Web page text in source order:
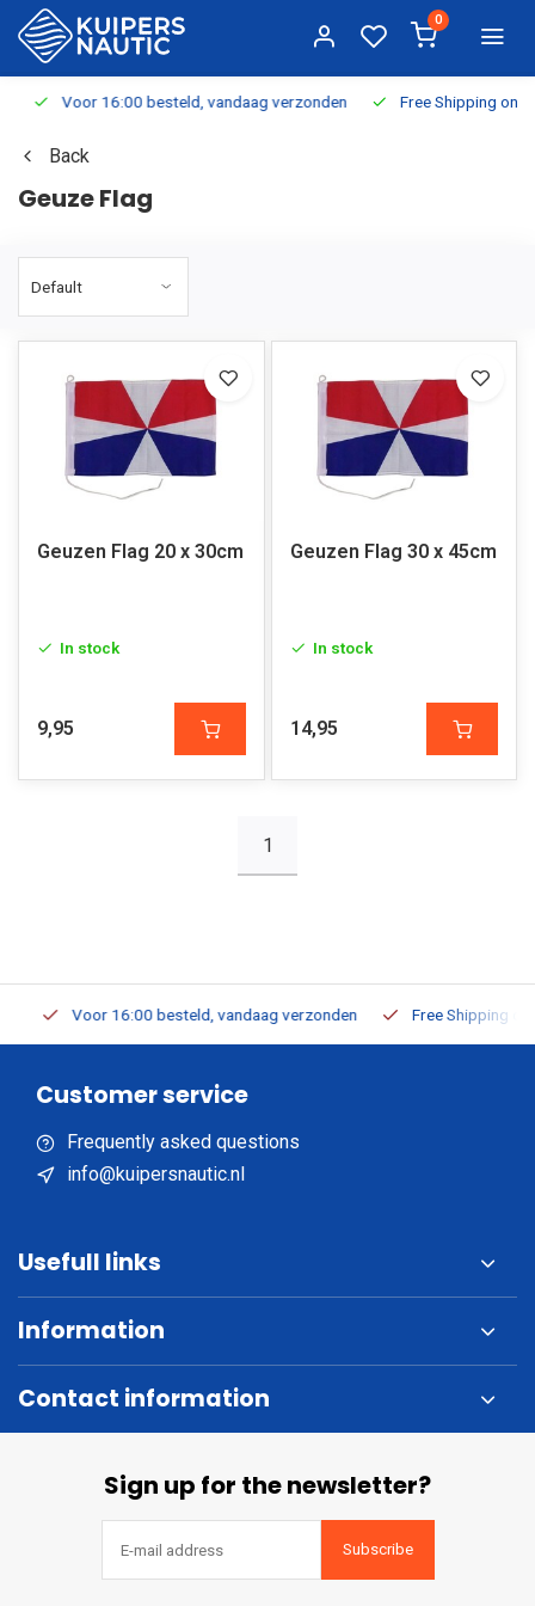
0
Voor 16:00 besteld, vandaag verzonden Free Shipping on
Back
Geuze Flag
Geuzen Flag 20 x 30cm
In stock
9,95
Geuzen Flag 30 x 45cm
In stock
14,95
1
Voor 16:00 besteld, vandaag verzonden Free Shipping on
Customer service
Frequently asked questions
info@kuipersnautic.nl
Usefull links
Information
Contact information
Sign up for the newsletter?
Subscribe